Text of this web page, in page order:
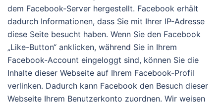
dem Facebook-Server hergestellt. Facebook erhält
dadurch Informationen, dass Sie mit Ihrer IP-Adresse
diese Seite besucht haben. Wenn Sie den Facebook
„Like-Button“ anklicken, während Sie in Ihrem
Facebook-Account eingeloggt sind, können Sie die
Inhalte dieser Webseite auf Ihrem Facebook-Profil
verlinken. Dadurch kann Facebook den Besuch dieser
Webseite Ihrem Benutzerkonto zuordnen. Wir weisen